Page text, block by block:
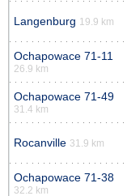
Langenburg 19.9 km
Ochapowace 71-11
26.9 km
Ochapowace 71-49
31.4 km
Rocanville 31.9 km
Ochapowace 71-38
32.2 km